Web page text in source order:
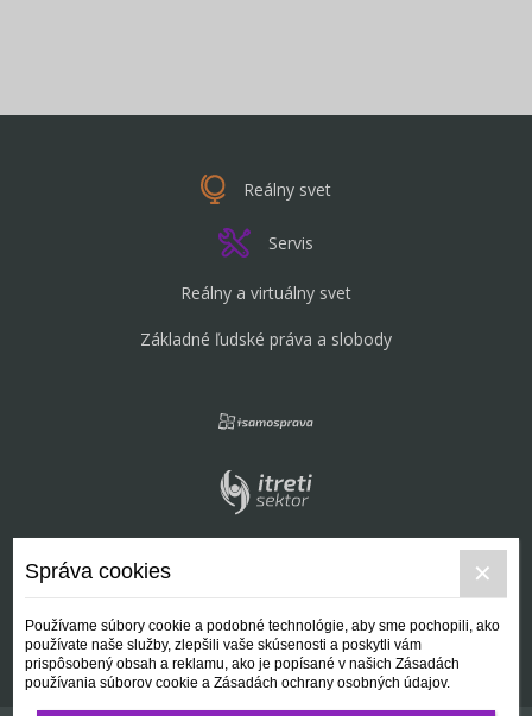
Reálny svet
Servis
Reálny a virtuálny svet
Základné ľudské práva a slobody
Správa cookies
Používame súbory cookie a podobné technológie, aby sme pochopili, ako
používate naše služby, zlepšili vaše skúsenosti a poskytli vám
prispôsobený obsah a reklamu, ako je popísané v našich Zásadách
používania súborov cookie a Zásadách ochrany osobných údajov.